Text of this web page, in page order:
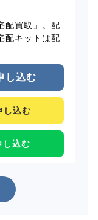
配買取」。配
配キットは配
し込む
し込む
し込む